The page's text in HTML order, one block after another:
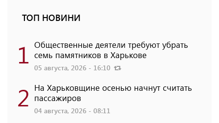
ТОП НОВИНИ
1 Общественные деятели требуют убрать
семь памятников в Харькове
05 августа, 2026 - 16:10
2 На Харьковщине осенью начнут считать
пассажиров
04 августа, 2026 - 08:11